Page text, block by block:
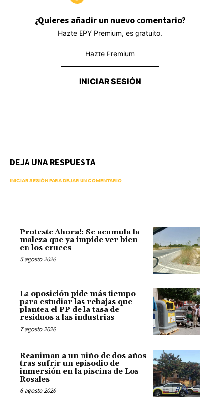
¿Quieres añadir un nuevo comentario?
Hazte EPY Premium, es gratuito.
Hazte Premium
INICIAR SESIÓN
DEJA UNA RESPUESTA
INICIAR SESIÓN PARA DEJAR UN COMENTARIO
Proteste Ahora!: Se acumula la
maleza que ya impide ver bien
en los cruces
5 agosto 2026
La oposición pide más tiempo
para estudiar las rebajas que
plantea el PP de la tasa de
residuos a las industrias
7 agosto 2026
Reaniman a un niño de dos años
tras sufrir un episodio de
inmersión en la piscina de Los
Rosales
6 agosto 2026